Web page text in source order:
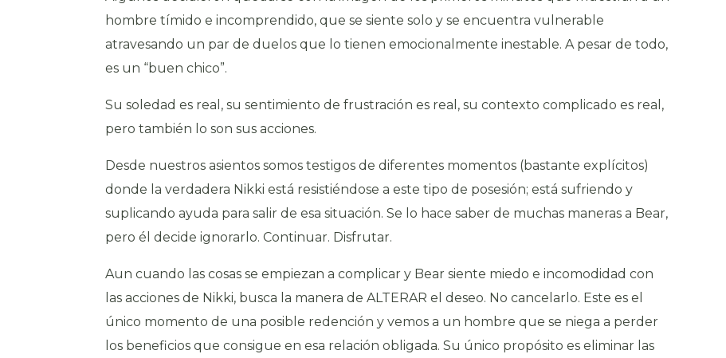
hombre tímido e incomprendido, que se siente solo y se encuentra vulnerable
atravesando un par de duelos que lo tienen emocionalmente inestable. A pesar de todo,
es un “buen chico”.
Su soledad es real, su sentimiento de frustración es real, su contexto complicado es real,
pero también lo son sus acciones.
Desde nuestros asientos somos testigos de diferentes momentos (bastante explícitos)
donde la verdadera Nikki está resistiéndose a este tipo de posesión; está sufriendo y
suplicando ayuda para salir de esa situación. Se lo hace saber de muchas maneras a Bear,
pero él decide ignorarlo. Continuar. Disfrutar.
Aun cuando las cosas se empiezan a complicar y Bear siente miedo e incomodidad con
las acciones de Nikki, busca la manera de ALTERAR el deseo. No cancelarlo. Este es el
único momento de una posible redención y vemos a un hombre que se niega a perder
los beneficios que consigue en esa relación obligada. Su único propósito es eliminar las